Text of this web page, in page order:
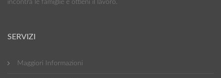
incontra le famiglie e ottieni il lavoro.
SERVIZI
Maggiori Informazioni